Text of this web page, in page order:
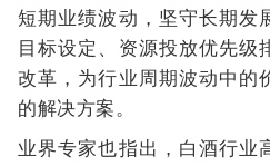
短期业绩波动，坚守长期发
目标设定、资源投放优先级
改革，为行业周期波动中的
的解决方案。
业界专家也指出，白酒行业